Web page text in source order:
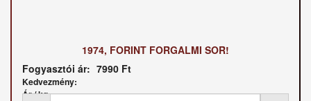
1974, FORINT FORGALMI SOR!
Fogyasztói ár: 7990 Ft
Kedvezmény:
Ár / kg: